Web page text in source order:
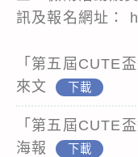
訊及報名網址：
「第五屆CUTE
來文
下載
「第五屆CUTE
海報
下載